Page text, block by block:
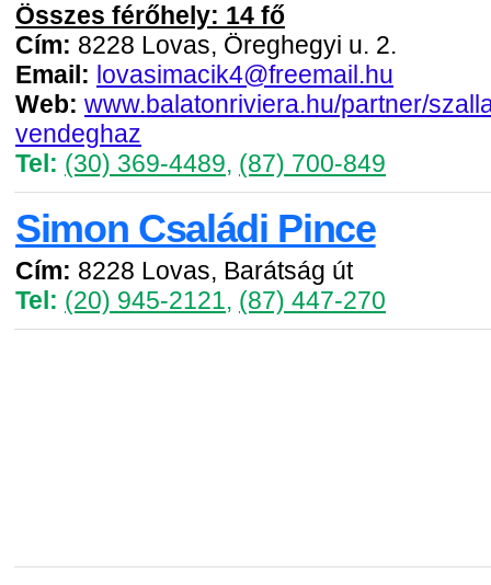
Összes férőhely: 14 fő
Cím: 8228 Lovas, Öreghegyi u. 2.
Email: lovasimacik4@freemail.hu
Web: www.balatonriviera.hu/partner/
vendeghaz
Tel: (30) 369-4489, (87) 700-849
Simon Családi Pince
Cím: 8228 Lovas, Barátság út
Tel: (20) 945-2121, (87) 447-270